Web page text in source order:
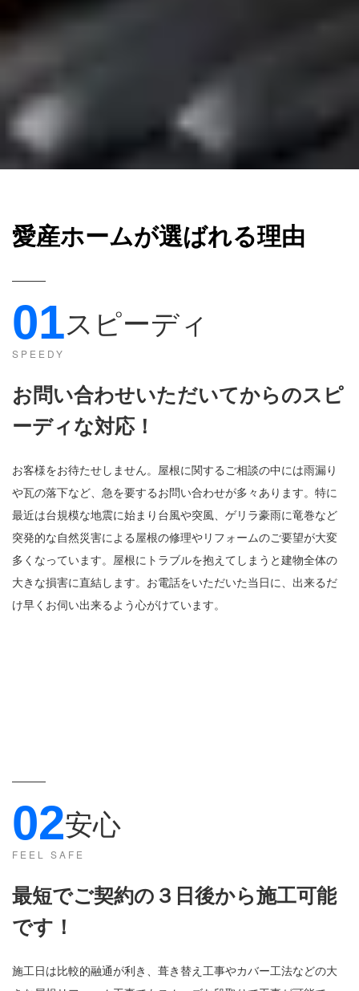
愛産ホームが選ばれる理由
01スピーディ
SPEEDY
お問い合わせいただいてからのスピ
ーディな対応！
お客様をお待たせしません。屋根に関するご相談の中には雨漏り
や瓦の落下など、急を要するお問い合わせが多々あります。特に
最近は台規模な地震に始まり台風や突風、ゲリラ豪雨に竜巻など
突発的な自然災害による屋根の修理やリフォームのご要望が大変
多くなっています。屋根にトラブルを抱えてしまうと建物全体の
大きな損害に直結します。お電話をいただいた当日に、出来るだ
け早くお伺い出来るよう心がけています。
02安心
FEEL SAFE
最短でご契約の３日後から施工可能
です ！
施工日は比較的融通が利き、葺き替え工事やカバー工法などの大